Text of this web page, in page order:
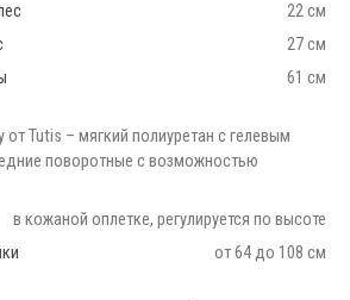
22 см
27 см
61 см
от Tutis – мягкий полиуретан с гелевым
поворотные с возможностью
в кожаной оплетке, регулируется по высоте
от 64 до 108 см